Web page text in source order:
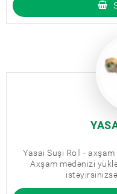
Yasai Suşi Roll -
Axşam mədənizi